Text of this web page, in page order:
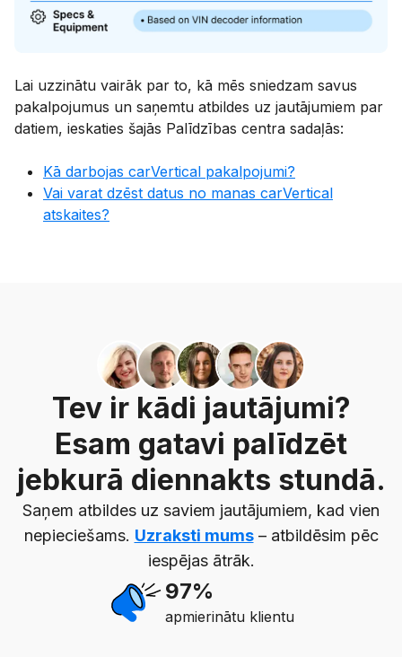
Lai uzzinātu vairāk par to, kā mēs sniedzam savus
pakalpojumus un saņemtu atbildes uz jautājumiem par
datiem, ieskaties šajās Palīdzības centra sadaļās:
Kā darbojas carVertical pakalpojumi?
Vai varat dzēst datus no manas carVertical
atskaites?
Tev ir kādi jautājumi?
Esam gatavi palīdzēt
jebkurā diennakts stundā.
Saņem atbildes uz saviem jautājumiem, kad vien
nepieciešams. Uzraksti mums– atbildēsim pēc
iespējas ātrāk.
97%
apmierinātu klientu